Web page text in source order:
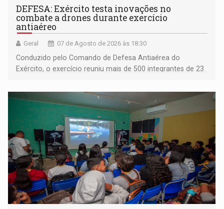
DEFESA: Exército testa inovações no
combate a drones durante exercício
antiaéreo
Geral 07 de Agosto de 2026 às 18:30
Conduzido pelo Comando de Defesa Antiaérea do
Exército, o exercício reuniu mais de 500 integrantes de 23